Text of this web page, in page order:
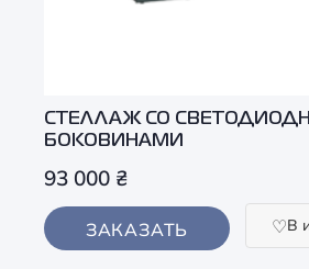
СТЕЛЛАЖ СО
БОКОВИНАМИ
93 000 ₴
ЗАКАЗАТЬ В